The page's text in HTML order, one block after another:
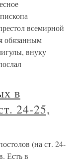
всемирной
обязанным
внуку
в
24-25,
(на ст. 24-
Есть в